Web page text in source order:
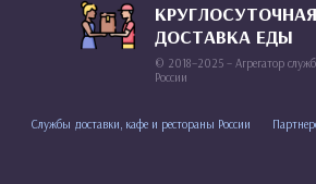
КРУГЛОСУТОЧНАЯ
ДОСТАВКА ЕДЫ
© 2018–2025 – Агрегатор
России
Службы доставки, кафе и рестораны России